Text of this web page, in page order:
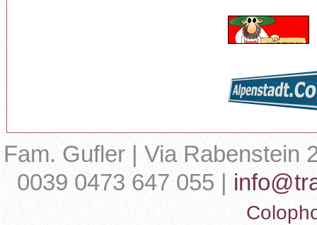
Fam. Gufler | Via Rabenstein
0039 0473 647 055 |